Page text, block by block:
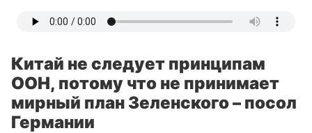
Китай не следует принципам
ООН, потому что не принимает
мирный план Зеленского – посол
Германии